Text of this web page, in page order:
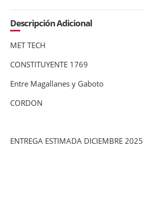
Descripción Adicional
MET TECH
CONSTITUYENTE 1769
Entre Magallanes y Gaboto
CORDON
ENTREGA ESTIMADA DICIEMBRE 2025